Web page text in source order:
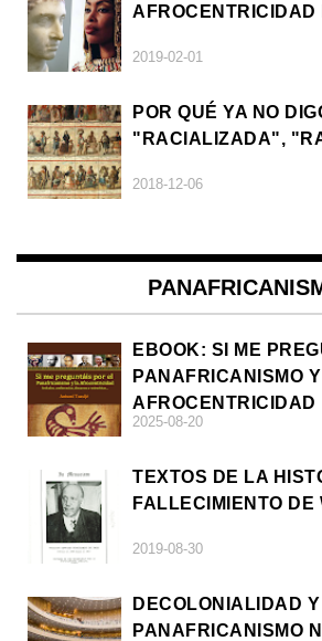
2019-02-01
POR QUÉ YA NO
"RACIALIZADA",
2018-12-06
EBOOK: SI ME
PANAFRICANISMO
AFROCENTRICIDAD
2025-08-20
TEXTOS DE LA
FALLECIMIENTO DE
2019-08-30
DECOLONIALIDAD Y
PANAFRICANISMO